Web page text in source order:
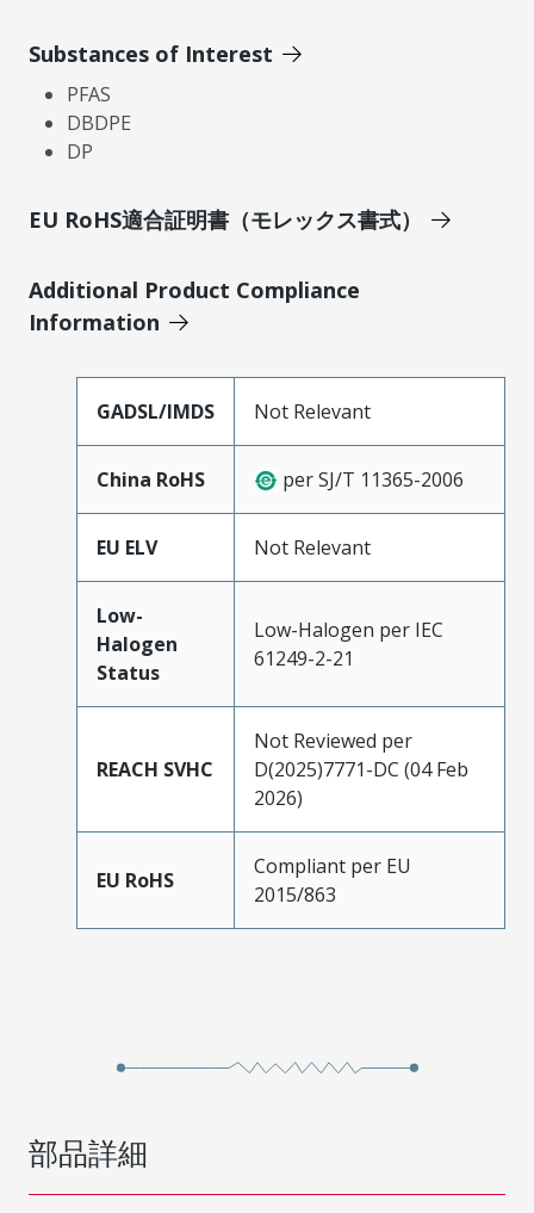
Substances of Interest
PFAS
DBDPE
DP
EU RoHS適合証明書（モレックス書式）
Additional Product Compliance
Information
GADSL/IMDS Not Relevant
China RoHS per SJ/T 11365-2006
EU ELV Not Relevant
Low-
Halogen
Status
Low-Halogen per IEC
61249-2-21
REACH SVHC
Not Reviewed per
D(2025)7771-DC (04 Feb
2026)
EU RoHS
Compliant per EU
2015/863
部品詳細